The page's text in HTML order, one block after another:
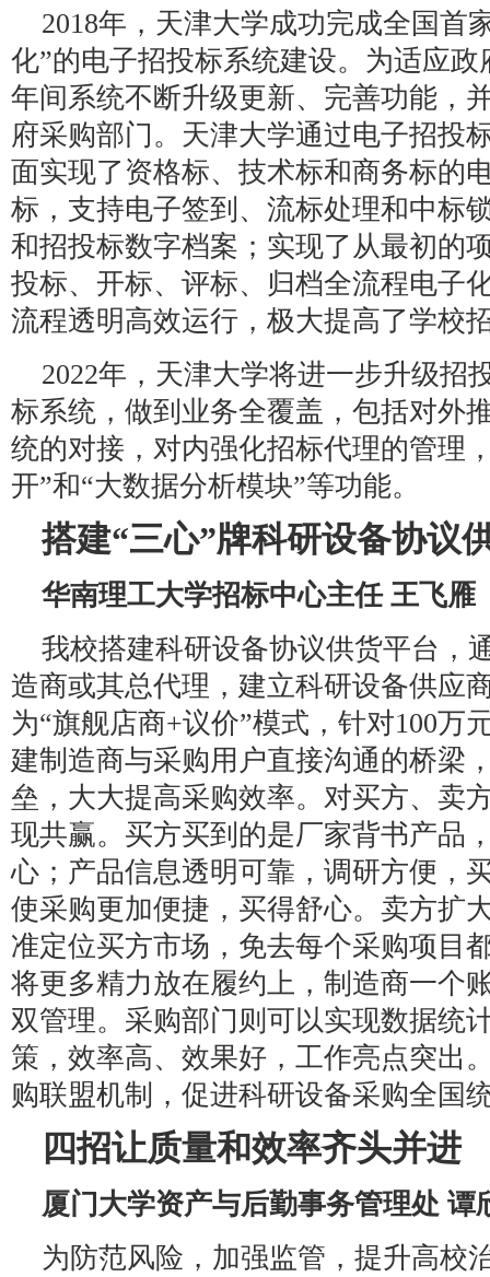
2018年，天津大学成功完成全国首
化”的电子招投标系统建设。为适应
年间系统不断升级更新、完善功能，
府采购部门。天津大学通过电子招投
面实现了资格标、技术标和商务标的
标，支持电子签到、流标处理和中标
和招投标数字档案；实现了从最初的
投标、开标、评标、归档全流程电子
流程透明高效运行，极大提高了学校
2022年，天津大学将进一步升级招
标系统，做到业务全覆盖，包括对外
统的对接，对内强化招标代理的管理
开”和“大数据分析模块”等功能。
搭建“三心”牌科研设备协议
华南理工大学招标中心主任 王飞雁
我校搭建科研设备协议供货平台，
造商或其总代理，建立科研设备供应
为“旗舰店商+议价”模式，针对100万
建制造商与采购用户直接沟通的桥梁
垒，大大提高采购效率。对买方、卖
现共赢。买方买到的是厂家背书产品
心；产品信息透明可靠，调研方便，
使采购更加便捷，买得舒心。卖方扩
准定位买方市场，免去每个采购项目
将更多精力放在履约上，制造商一个
双管理。采购部门则可以实现数据统
策，效率高、效果好，工作亮点突出
购联盟机制，促进科研设备采购全国
四招让质量和效率齐头并进
厦门大学资产与后勤事务管理处 谭
为防范风险，加强监管，提升高校